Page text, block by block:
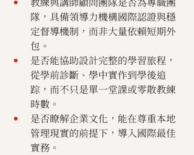
隊，具備領導力機構國際認證與穩
定督導機制，而非大量依賴短期外
包。
是否能協助設計完整的學習旅程，
從學前診斷、學中實作到學後追
踪，而不只是單一堂課或零散教練
時數。
是否瞭解企業文化，能在尊重本地
管理現實的前提下，導入國際最佳
實務。